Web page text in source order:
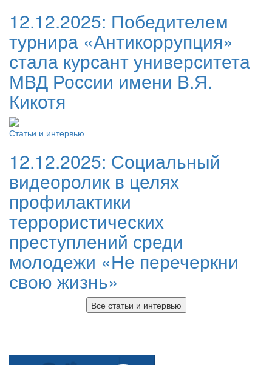
12.12.2025: Победителем
турнира «Антикоррупция»
стала курсант университета
МВД России имени В.Я.
Кикотя
Статьи и интервью
12.12.2025: Социальный
видеоролик в целях
профилактики
террористических
преступлений среди
молодежи «Не перечеркни
свою жизнь»
Все статьи и интервью